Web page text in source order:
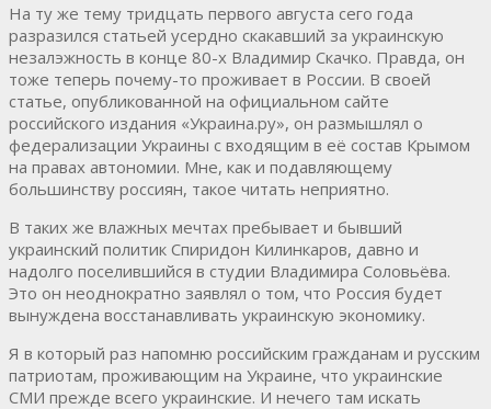
На ту же тему тридцать первого августа сего года
разразился статьей усердно скакавший за украинскую
незалэжность в конце 80-х Владимир Скачко. Правда, он
тоже теперь почему-то проживает в России. В своей
статье, опубликованной на официальном сайте
российского издания «Украина.ру», он размышлял о
федерализации Украины с входящим в её состав Крымом
на правах автономии. Мне, как и подавляющему
большинству россиян, такое читать неприятно.
В таких же влажных мечтах пребывает и бывший
украинский политик Спиридон Килинкаров, давно и
надолго поселившийся в студии Владимира Соловьёва.
Это он неоднократно заявлял о том, что Россия будет
вынуждена восстанавливать украинскую экономику.
Я в который раз напомню российским гражданам и русским
патриотам, проживающим на Украине, что украинские
СМИ прежде всего украинские. И нечего там искать